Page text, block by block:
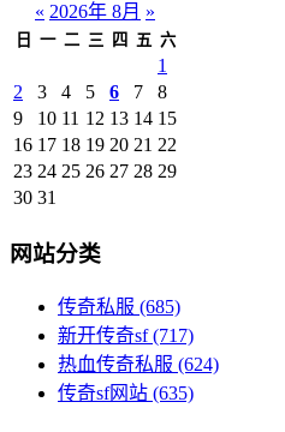
« 2026年 8月 »
日 一 二 三 四 五 六
1
2
3 4 5 6 7
8
9
10 11 12 13 14 15
16 17 18 19 20 21 22
23 24 25 26 27 28 29
30 31
网站分类
传奇私服 (685)
新开传奇sf(717)
热血传奇私服 (624)
传奇sf网站 (635)